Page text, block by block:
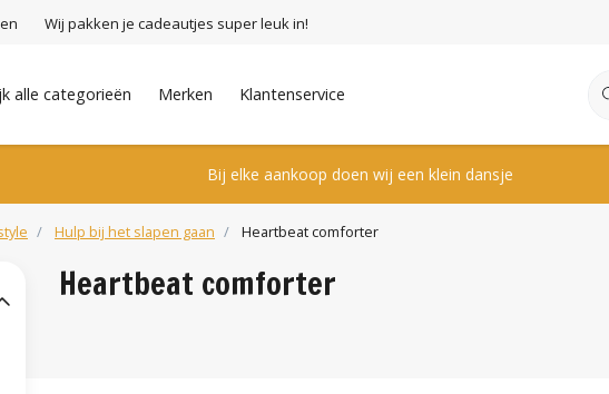
Wij pakken je cadeautjes super leuk in!
alle categorieën Merken Klantenservice
Bij elke aankoop doen wij een klein dansje
Hulp bij het slapen gaan Heartbeat comforter
Heartbeat comforter